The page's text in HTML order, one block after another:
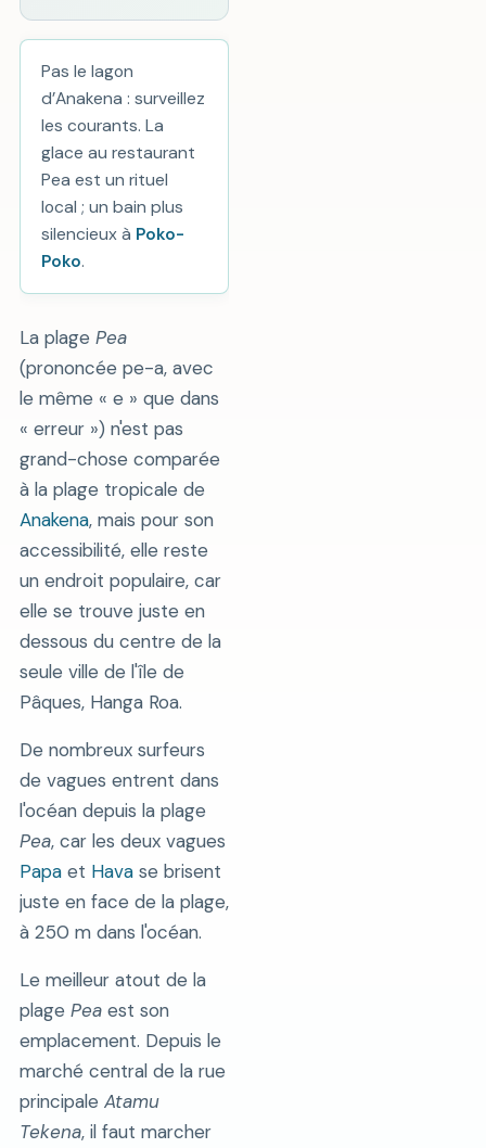
Pas le lagon
d’Anakena : surveillez
les courants. La
glace au restaurant
Pea est un rituel
local ; un bain plus
silencieux à Poko-
Poko.
La plage Pea
(prononcée pe-a, avec
le même « e » que dans
« erreur ») n'est pas
grand-chose comparée
à la plage tropicale de
Anakena, mais pour son
accessibilité, elle reste
un endroit populaire, car
elle se trouve juste en
dessous du centre de la
seule ville de l'île de
Pâques, Hanga Roa.
De nombreux surfeurs
de vagues entrent dans
l'océan depuis la plage
Pea, car les deux vagues
Papaet Havase brisent
juste en face de la plage,
à 250 m dans l'océan.
Le meilleur atout de la
plage Peaest son
emplacement. Depuis le
marché central de la rue
principale Atamu
Tekena, il faut marcher